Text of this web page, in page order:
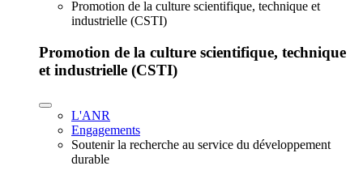
Promotion de la culture scientifique, technique et
industrielle (CSTI)
Promotion de la culture scientifique, technique
et industrielle (CSTI)
L'ANR
Engagements
Soutenir la recherche au service du développement
durable